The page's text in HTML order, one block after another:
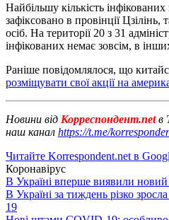
Найбільшу кількість
зафіксовано в провінції
осіб. На території 20 з 31
інфікованих немає зовсім, в
Раніше повідомлялося, що
розміщувати свої акції на
Новини від Корреспондент.netв
наш канал https://t.me/
Читайте Korrespondent.net в
Коронавірус
В Україні вперше виявили новий
В Україні за тиждень різко
19